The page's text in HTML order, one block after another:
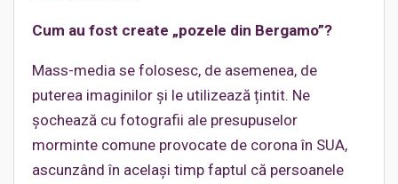
Cum au fost create „pozele din Bergamo”?
Mass-media se folosesc, de asemenea, de
puterea imaginilor și le utilizează țintit. Ne
șochează cu fotografii ale presupuselor
morminte comune provocate de corona în SUA,
ascunzând în același timp faptul că persoanele